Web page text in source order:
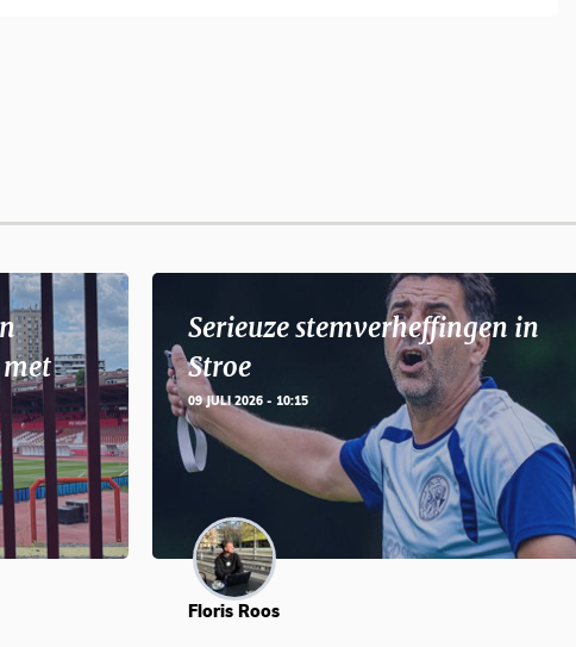
Serieuze stemverheffingen in
Stroe
09 JULI 2026 - 10:15
Floris Roos